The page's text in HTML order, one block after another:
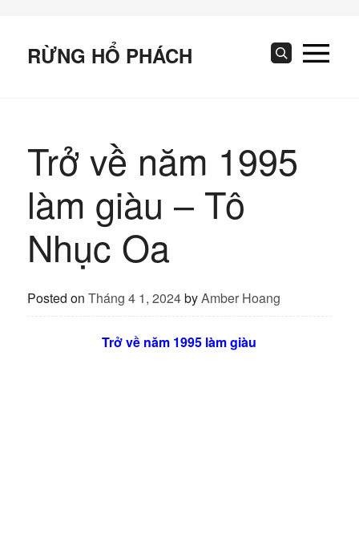
contentRỪNG HỔ PHÁCH Search
Trở về năm 1995
làm giàu – Tô
Nhục Oa
Posted on Tháng 4 1, 2024byAmber Hoang
Trở về năm 1995 làm giàu